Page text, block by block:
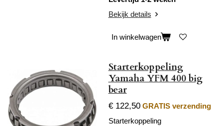
Bekijk details
In winkelwagen
Starterkoppeling
Yamaha YFM 400 big
bear
€ 122,50 GRATIS verzending
Starterkoppeling